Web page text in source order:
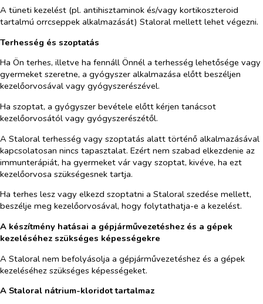
A tüneti kezelést (pl. antihisztaminok és/vagy kortikoszteroid
tartalmú orrcseppek alkalmazását) Staloral mellett lehet végezni.
Terhesség és szoptatás
Ha Ön terhes, illetve ha fennáll Önnél a terhesség lehetősége vagy
gyermeket szeretne, a gyógyszer alkalmazása előtt beszéljen
kezelőorvosával vagy gyógyszerészével.
Ha szoptat, a gyógyszer bevétele előtt kérjen tanácsot
kezelőorvosától vagy gyógyszerészétől.
A Staloral terhesség vagy szoptatás alatt történő alkalmazásával
kapcsolatosan nincs tapasztalat. Ezért nem szabad elkezdenie az
immunterápiát, ha gyermeket vár vagy szoptat, kivéve, ha ezt
kezelőorvosa szükségesnek tartja.
Ha terhes lesz vagy elkezd szoptatni a Staloral szedése mellett,
beszélje meg kezelőorvosával, hogy folytathatja-e a kezelést.
A készítmény hatásai a gépjárművezetéshez és a gépek
kezeléséhez szükséges képességekre
A Staloral nem befolyásolja a gépjárművezetéshez és a gépek
kezeléséhez szükséges képességeket.
A Staloral nátrium-kloridot tartalmaz